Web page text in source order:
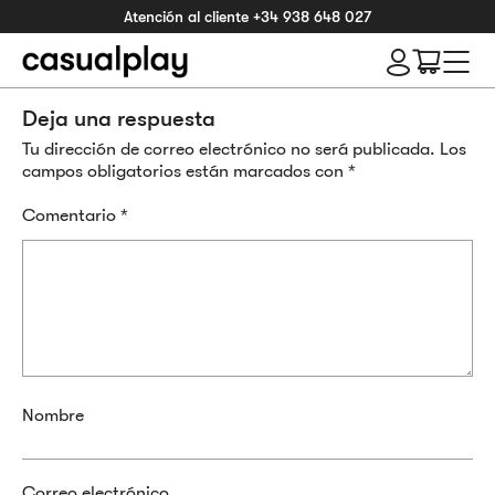
Atención al cliente +34 938 648 027
Deja una respuesta
Tu dirección de correo electrónico no será publicada. Los
campos obligatorios están marcados con *
Comentario *
Nombre